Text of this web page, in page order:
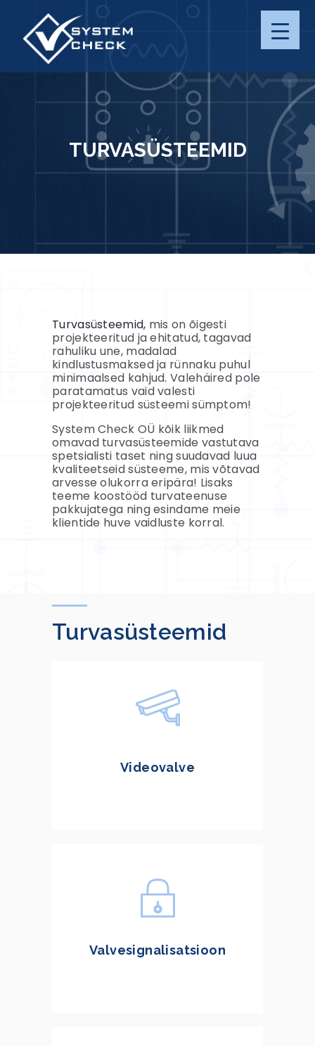
SERVICES
PRIVACY
TURVASÜSTEEMID
Turvasüsteemid, mis on õigesti
projekteeritud ja ehitatud, tagavad
rahuliku une, madalad
kindlustusmaksed ja rünnaku puhul
minimaalsed kahjud. Valehäired pole
paratamatus vaid valesti
projekteeritud süsteemi sümptom!
System Check OÜ kõik liikmed
omavad turvasüsteemide vastutava
spetsialisti taset ning suudavad luua
kvaliteetseid süsteeme, mis võtavad
arvesse olukorra eripära! Lisaks
teeme koostööd turvateenuse
pakkujatega ning esindame meie
klientide huve vaidluste korral.
Turvasüsteemid
Videovalve
Valvesignalisatsioon